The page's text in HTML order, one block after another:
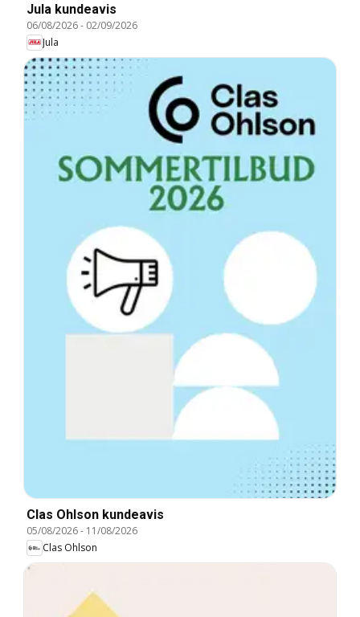
Jula kundeavis
06/08/2026- 02/09/2026
Jula
Clas Ohlson kundeavis
05/08/2026- 11/08/2026
Clas Ohlson